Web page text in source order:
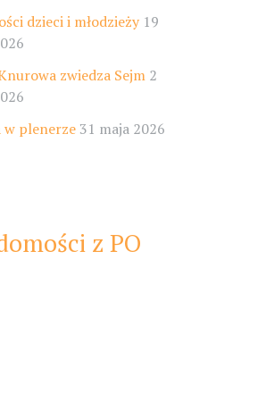
dzieci i młodzieży 19
zwiedza Sejm 2
w plenerze 31 maja 2026
z PO